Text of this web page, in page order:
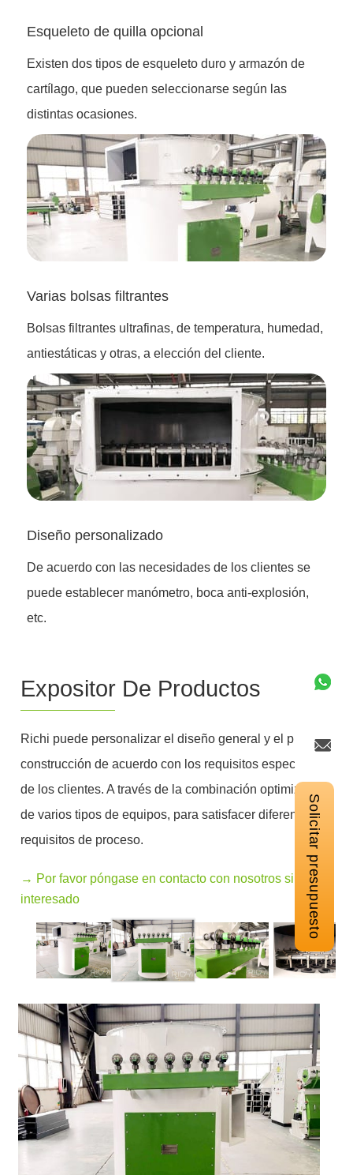
Esqueleto de quilla opcional
Existen dos tipos de esqueleto duro y armazón de
cartílago, que pueden seleccionarse según las
distintas ocasiones.
Varias bolsas filtrantes
Bolsas filtrantes ultrafinas, de temperatura, humedad,
antiestáticas y otras, a elección del cliente.
Diseño personalizado
De acuerdo con las necesidades de los clientes se
puede establecer manómetro, boca anti-explosión,
etc.
Expositor De Productos
Richi puede personalizar el diseño general y el plan de
construcción de acuerdo con los requisitos específicos
de los clientes. A través de la combinación optimizada
de varios tipos de equipos, para satisfacer diferentes
requisitos de proceso.
→ Por favor póngase en contacto con nosotros si está
interesado
Solicitar presupuesto